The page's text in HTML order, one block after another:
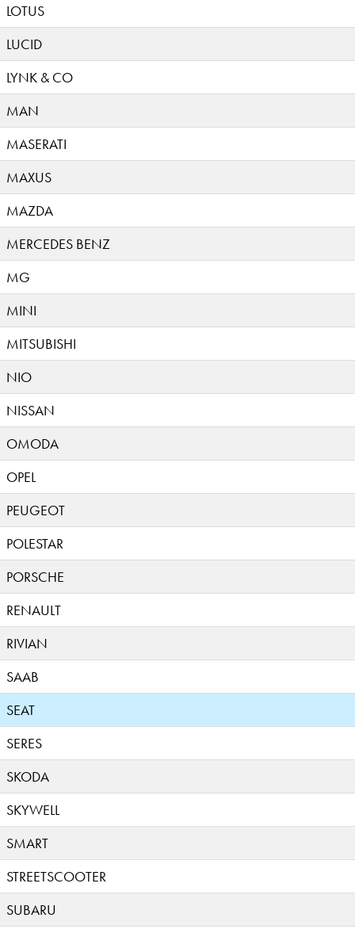
LOTUS
LUCID
LYNK & CO
MAN
MASERATI
MAXUS
MAZDA
MERCEDES BENZ
MG
MINI
MITSUBISHI
NIO
NISSAN
OMODA
OPEL
PEUGEOT
POLESTAR
PORSCHE
RENAULT
RIVIAN
SAAB
SEAT
SERES
SKODA
SKYWELL
SMART
STREETSCOOTER
SUBARU